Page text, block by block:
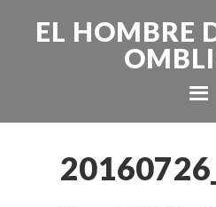
EL HOMBRE